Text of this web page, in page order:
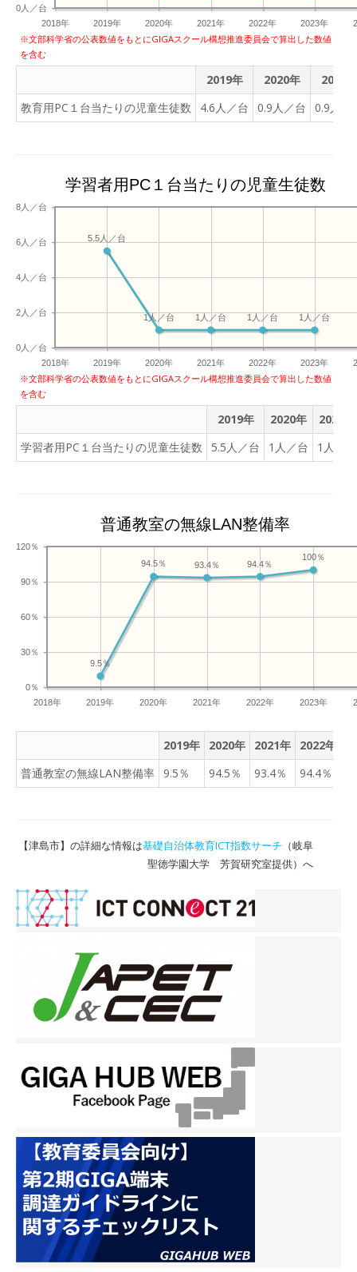
2018年 2019年 2020年 2021年 2022年 2023年
0人／台
※文部科学省の公表数値をもとにGIGAスクール構想推進委員会で算出した数値
を含む
2019年 2020年
2021年
教育用PC１台当たりの児童生徒数
4.6人／台 0.9人／台 0.9人／
学習者用PC１台当たりの児童生徒数
2018年 2019年 2020年 2021年 2022年 2023年
0人／台
2人／台
4人／台
6人／台
8人／台
1人／台
1人／台
1人／台
1人／台
5.5人／台
※文部科学省の公表数値をもとにGIGAスクール構想推進委員会で算出した数値
を含む
2019年 2020年
2021年
学習者用PC１台当たりの児童生徒数
5.5人／台 1人／台 1人／台
普通教室の無線LAN整備率
2018年 2019年 2020年 2021年 2022年 2023年
0％
30％
60％
90％
120％
100％
94.4％
93.4％
94.5％
9.5％
2019年 2020年 2021年 2022年
普通教室の無線LAN整備率
9.5％ 94.5％ 93.4％ 94.4％
【津島市】の詳細な情報は基礎自治体教育ICT指数サーチ （岐阜
聖徳学園大学 芳賀研究室提供）へ